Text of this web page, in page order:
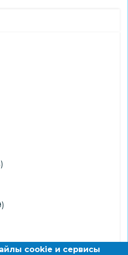
cookie и сервисы